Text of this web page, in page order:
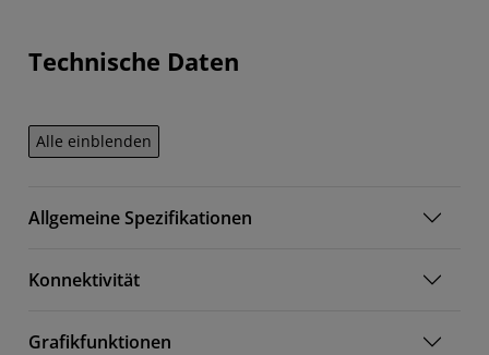
Technische Daten
Alle einblenden
Allgemeine Spezifikationen
Konnektivität
Grafikfunktionen